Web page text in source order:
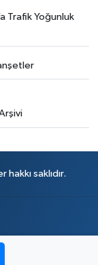
Trafik Yoğunluk
saklıdır.